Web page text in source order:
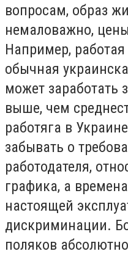
вопросам, образ
немаловажно,
Например,
обычная
может заработать
выше, чем
работяга в
забывать о
работодателя,
графика, а
настоящей
дискриминации.
поляков